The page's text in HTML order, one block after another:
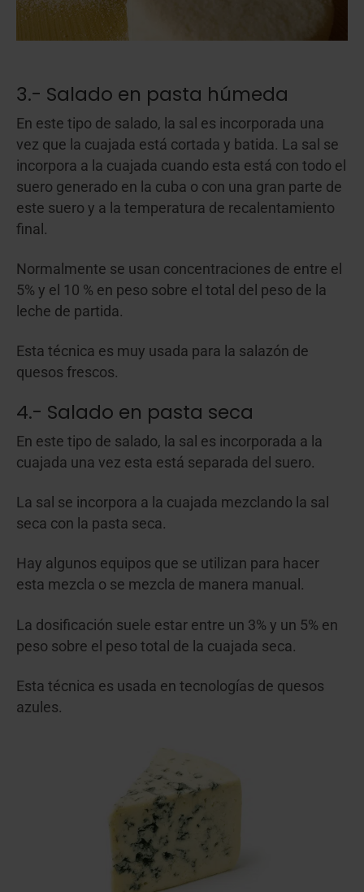
3.- Salado en pasta húmeda
En este tipo de salado, la sal es incorporada una
vez que la cuajada está cortada y batida. La sal se
incorpora a la cuajada cuando esta está con todo el
suero generado en la cuba o con una gran parte de
este suero y a la temperatura de recalentamiento
final.
Normalmente se usan concentraciones de entre el
5% y el 10 % en peso sobre el total del peso de la
leche de partida.
Esta técnica es muy usada para la salazón de
quesos frescos.
4.- Salado en pasta seca
En este tipo de salado, la sal es incorporada a la
cuajada una vez esta está separada del suero.
La sal se incorpora a la cuajada mezclando la sal
seca con la pasta seca.
Hay algunos equipos que se utilizan para hacer
esta mezcla o se mezcla de manera manual.
La dosificación suele estar entre un 3% y un 5% en
peso sobre el peso total de la cuajada seca.
Esta técnica es usada en tecnologías de quesos
azules.